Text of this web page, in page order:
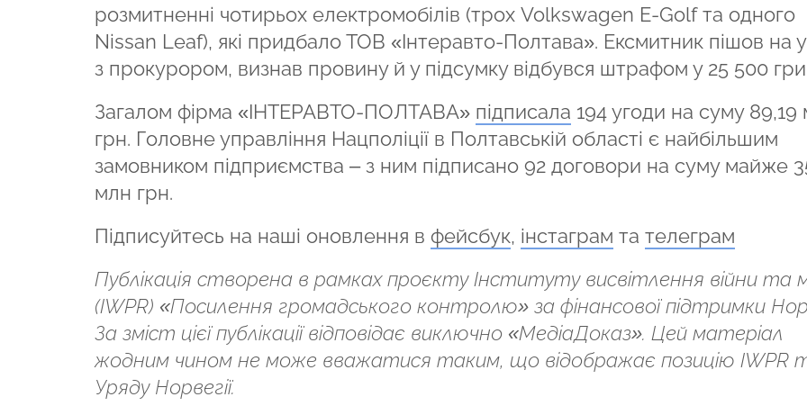
розмитненні чотирьох електромобілів (трох Volkswagen E-Golf та одного
Nissan Leaf), які придбало ТОВ «Інтеравто-Полтава». Ексмитник пішов на
з прокурором, визнав провину й у підсумку відбувся штрафом у 25 500
Загалом фірма «ІНТЕРАВТО-ПОЛТАВА» підписала 194 угоди на суму 89,19
грн. Головне управління Нацполіції в Полтавській області є найбільшим
замовником підприємства – з ним підписано 92 договори на суму майже
млн грн.
Підписуйтесь на наші оновлення в фейсбук, інстаграм та телеграм
Публікація створена в рамках проєкту Інституту висвітлення війни та
(IWPR) «Посилення громадського контролю» за фінансової підтримки
За зміст цієї публікації відповідає виключно «МедіаДоказ». Цей матеріал
жодним чином не може вважатися таким, що відображає позицію IWPR
Уряду Норвегії.